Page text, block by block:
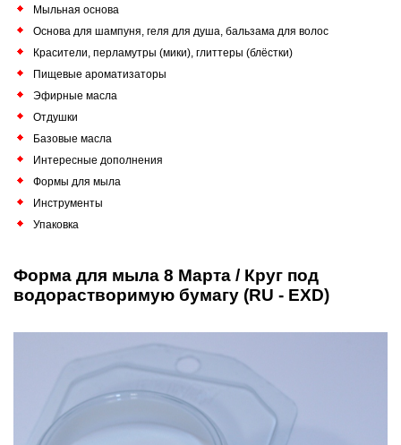
Мыльная основа
Основа для шампуня, геля для душа, бальзама для волос
Красители, перламутры (мики), глиттеры (блёстки)
Пищевые ароматизаторы
Эфирные масла
Отдушки
Базовые масла
Интересные дополнения
Формы для мыла
Инструменты
Упаковка
Форма для мыла 8 Марта / Круг под
водорастворимую бумагу (RU - EXD)